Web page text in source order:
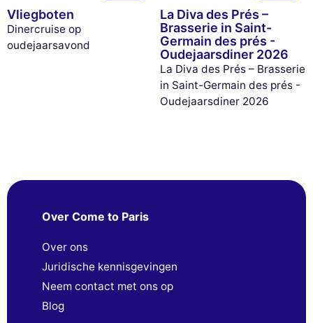
Vliegboten
Dinercruise op
oudejaarsavond
La Diva des Prés –
Brasserie in Saint-
Germain des prés -
Oudejaarsdiner 2026
La Diva des Prés – Brasserie
in Saint-Germain des prés -
Oudejaarsdiner 2026
Over Come to Paris
Over ons
Juridische kennisgevingen
Neem contact met ons op
Blog